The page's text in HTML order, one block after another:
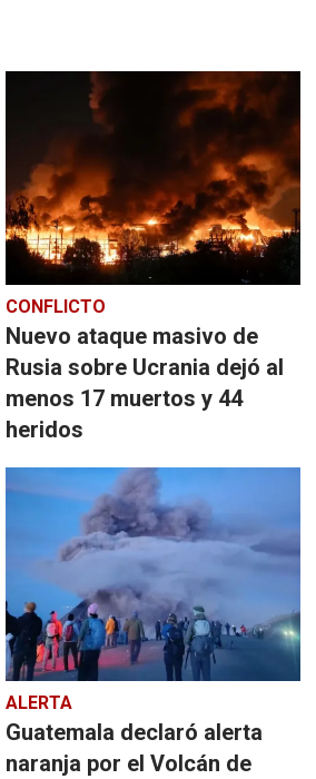
CONFLICTO
Nuevo ataque masivo de
Rusia sobre Ucrania dejó al
menos 17 muertos y 44
heridos
ALERTA
Guatemala declaró alerta
naranja por el Volcán de